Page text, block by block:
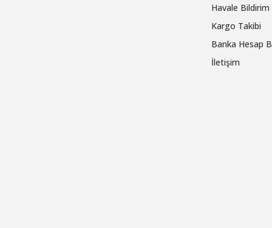
Havale
Kargo Takibi
Banka Hesap
İletişim